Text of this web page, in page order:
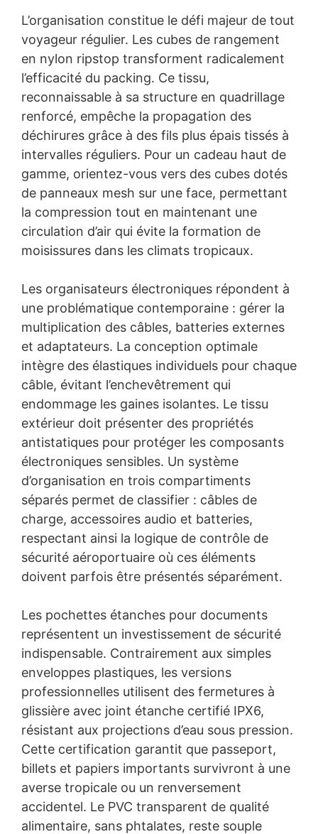
L’organisation constitue le défi majeur de tout
voyageur régulier. Les cubes de rangement
en nylon ripstop transforment radicalement
l’efficacité du packing. Ce tissu,
reconnaissable à sa structure en quadrillage
renforcé, empêche la propagation des
déchirures grâce à des fils plus épais tissés à
intervalles réguliers. Pour un cadeau haut de
gamme, orientez-vous vers des cubes dotés
de panneaux mesh sur une face, permettant
la compression tout en maintenant une
circulation d’air qui évite la formation de
moisissures dans les climats tropicaux.
Les organisateurs électroniques répondent à
une problématique contemporaine : gérer la
multiplication des câbles, batteries externes
et adaptateurs. La conception optimale
intègre des élastiques individuels pour chaque
câble, évitant l’enchevêtrement qui
endommage les gaines isolantes. Le tissu
extérieur doit présenter des propriétés
antistatiques pour protéger les composants
électroniques sensibles. Un système
d’organisation en trois compartiments
séparés permet de classifier : câbles de
charge, accessoires audio et batteries,
respectant ainsi la logique de contrôle de
sécurité aéroportuaire où ces éléments
doivent parfois être présentés séparément.
Les pochettes étanches pour documents
représentent un investissement de sécurité
indispensable. Contrairement aux simples
enveloppes plastiques, les versions
professionnelles utilisent des fermetures à
glissière avec joint étanche certifié IPX6,
résistant aux projections d’eau sous pression.
Cette certification garantit que passeport,
billets et papiers importants survivront à une
averse tropicale ou un renversement
accidentel. Le PVC transparent de qualité
alimentaire, sans phtalates, reste souple